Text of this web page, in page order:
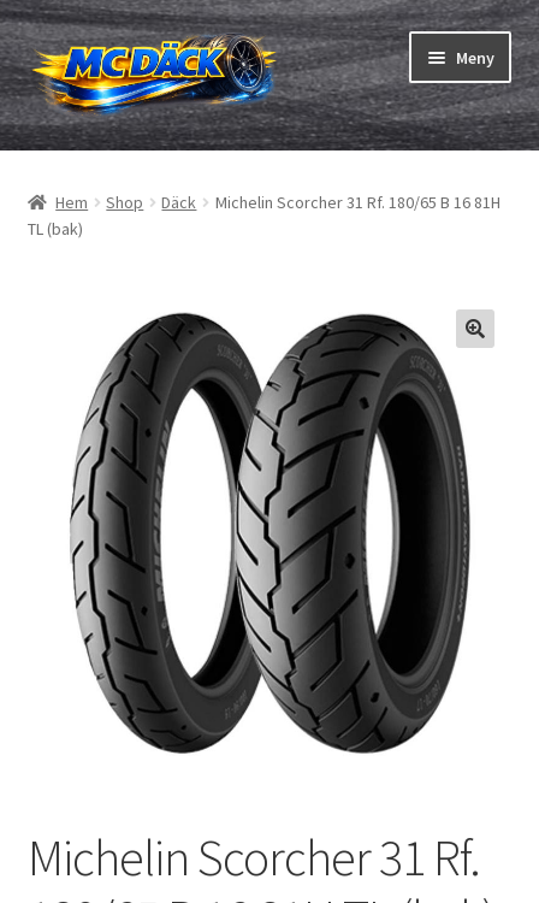
Hoppa
till
navigering
Hoppa
till
innehåll
Meny
Däck
Slangar & fälgband
Däcktest
Märken
Om oss
Hem Shop Däck
Michelin Scorcher 31 Rf. 180/65 B 16 81H
TL (bak)
Michelin Scorcher 31 Rf.